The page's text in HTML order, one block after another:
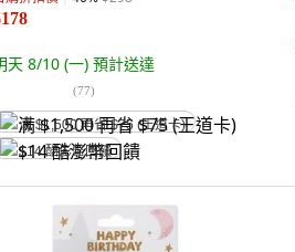
天 8/10 (一) 預計送達
(77)
满 $1,500 再省 $75 (王道卡)
$14 酷澎幣回饋